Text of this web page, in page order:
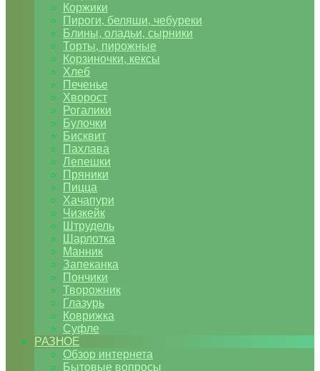
Коржики
Пироги, беляши, чебуреки
Блины, оладьи, сырники
Торты, пирожные
Корзиночки, кексы
Хлеб
Печенье
Хворост
Рогалики
Булочки
Бисквит
Пахлава
Лепешки
Пряники
Пицца
Хачапури
Чизкейк
Штрудель
Шарлотка
Манник
Запеканка
Пончики
Творожник
Глазурь
Коврижка
Суфле
РАЗНОЕ
Обзор интернета
Бытовые вопросы